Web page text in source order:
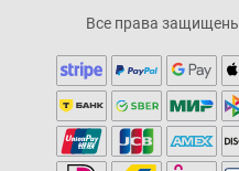
Все права защищены